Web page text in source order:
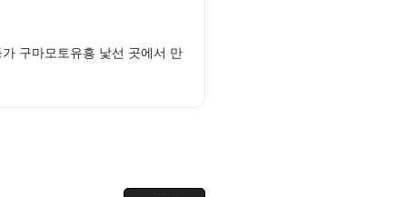
구마모토유흥 낯선 곳에서 만